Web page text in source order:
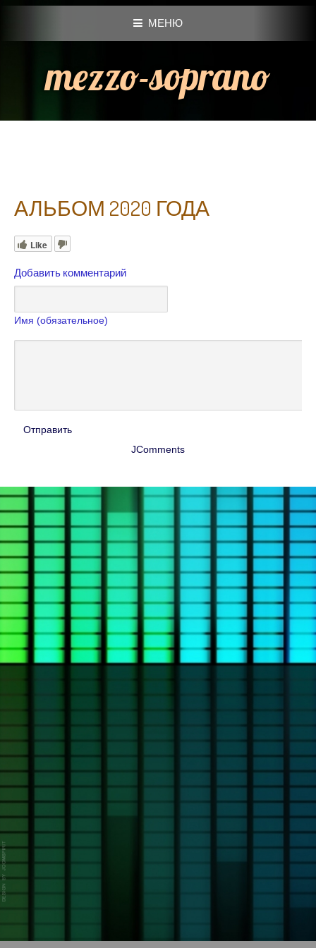
МЕНЮ
mezzo-soprano
АЛЬБОМ 2020 ГОДА
Like
Добавить комментарий
Имя (обязательное)
Отправить
JComments